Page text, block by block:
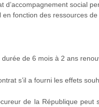
d’accompagnement social
fonction des ressources de
de 6 mois à 2 ans
s’il a fourni les effets
de la République